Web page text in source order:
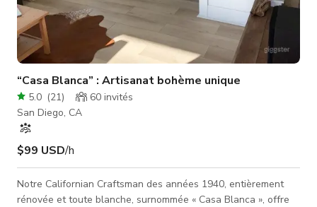
“Casa Blanca” : Artisanat bohème unique
5.0 (21) 60 invités
San Diego, CA
$99 USD/h
Notre Californian Craftsman des années 1940, entièrement
rénovée et toute blanche, surnommée « Casa Blanca », offre